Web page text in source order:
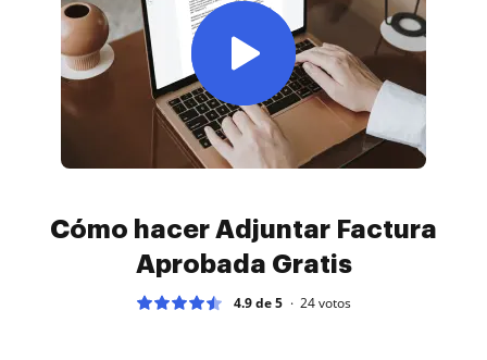
Cómo hacer Adjuntar Factura
Aprobada Gratis
4.9 de 5 24votos